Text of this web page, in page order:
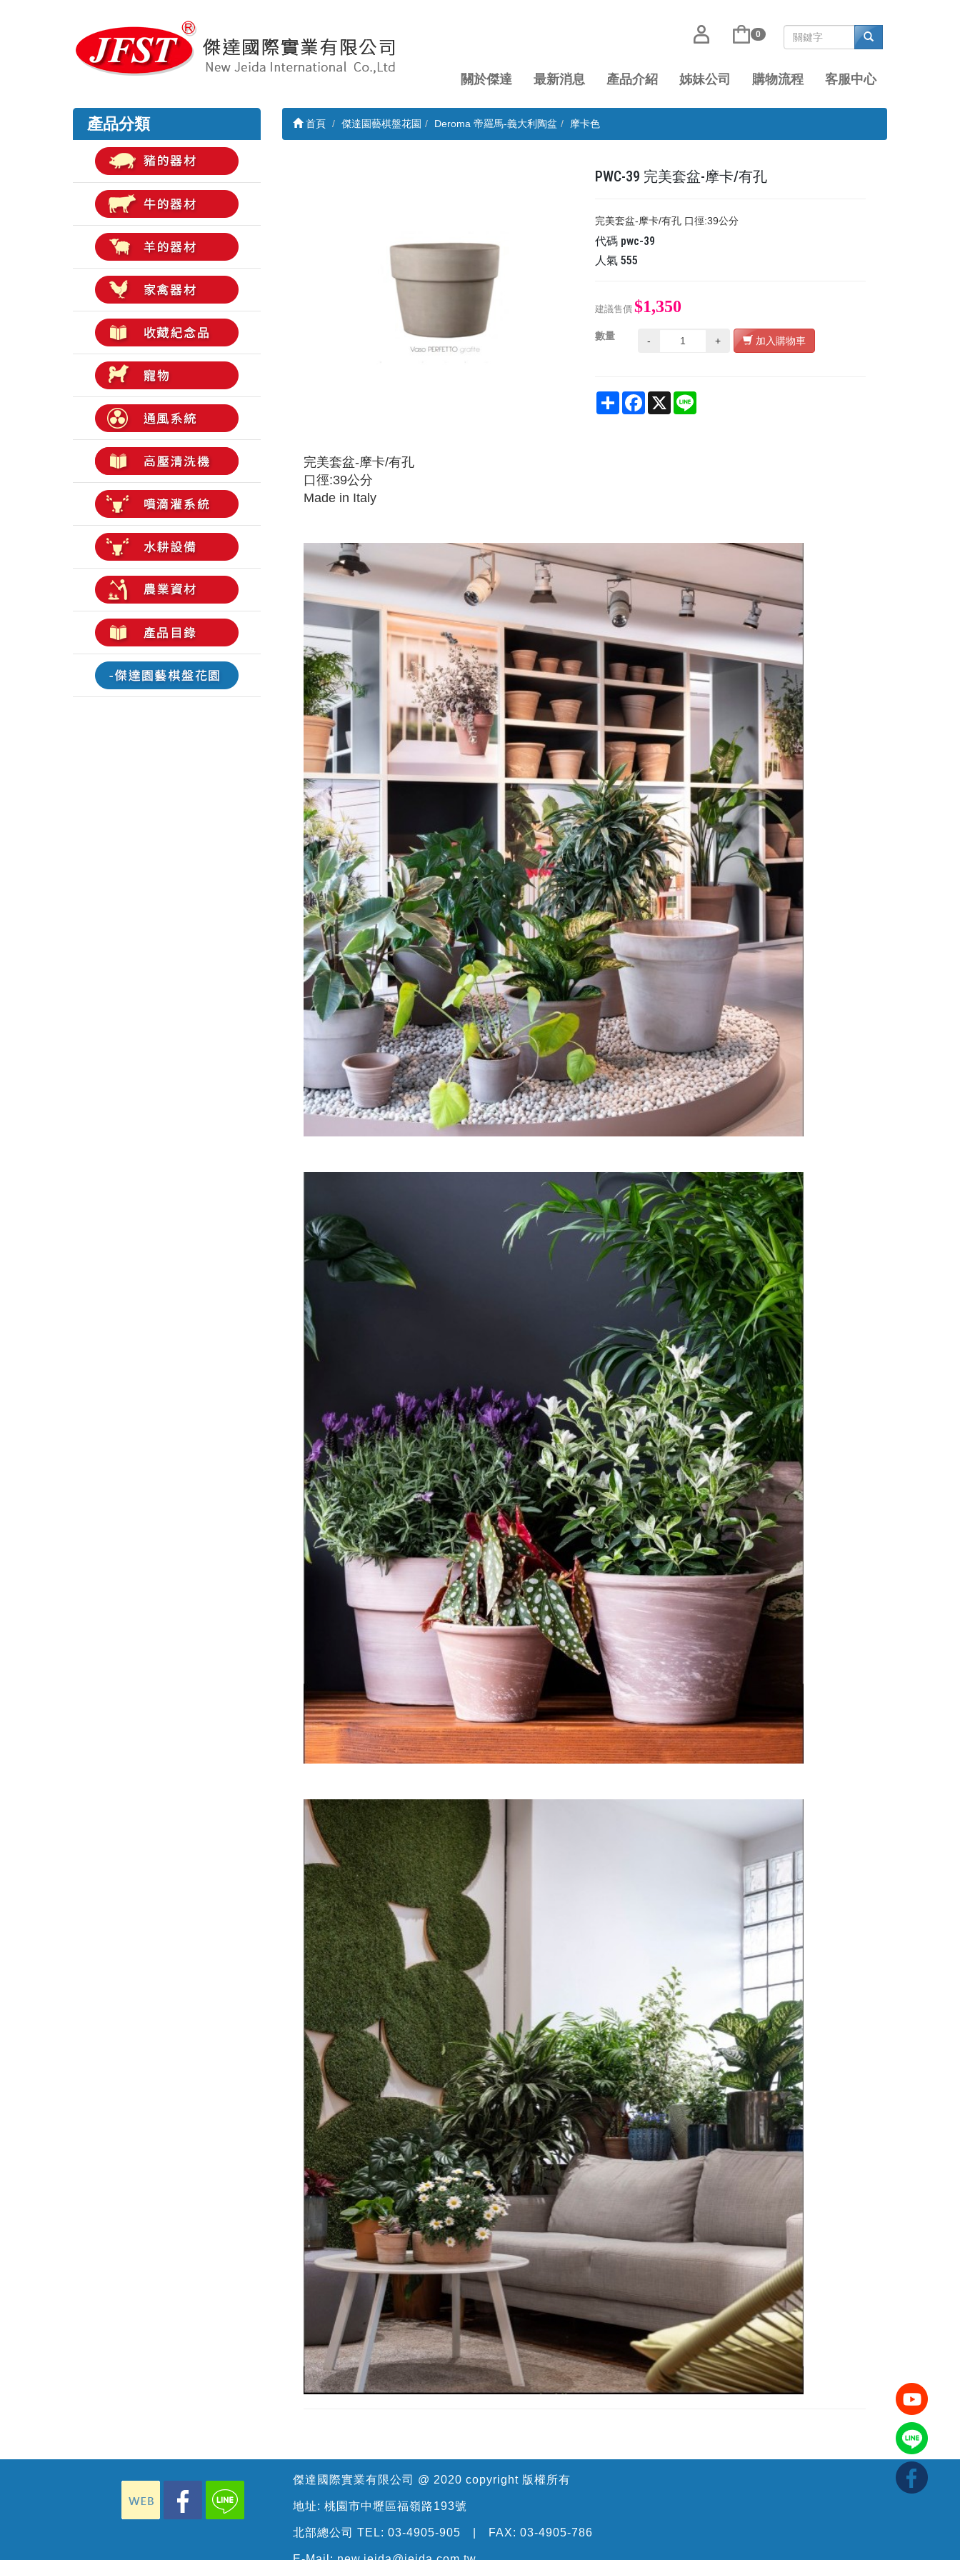
0
關於傑達 最新消息 產品介紹 姊妹公司 購物流程 客服中心
產品分類 首頁 傑達園藝棋盤花園 Deroma 帝羅馬-義大利陶盆 摩卡色
PWC-39 完美套盆-摩卡/有孔
完美套盆-摩卡/有孔 口徑:39公分
代碼 pwc-39
人氣555
建議售價 $1,350
數量 - + 加入購物車
Share Facebook
X
完美套盆-摩卡/有孔
口徑:39公分
Made in Italy
傑達國際實業有限公司 @ 2020 copyright 版權所有
地址: 桃園市中壢區福嶺路193號
北部總公司 TEL: 03-4905-905 | FAX: 03-4905-786